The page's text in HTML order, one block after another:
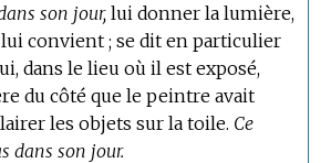
son jour, lui donner la lumière,
lui convient ; se dit en particulier
dans le lieu où il est exposé,
du côté que le peintre avait
les objets sur la toile. Ce
dans son jour.